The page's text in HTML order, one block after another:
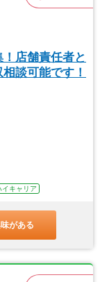
！店舗責任者と
談可能です！
イキャリア
がある